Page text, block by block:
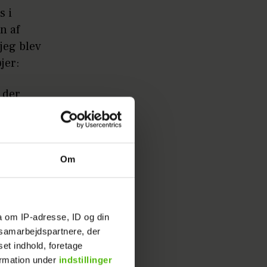
Om
om IP-adresse, ID og din
der
indhold, foretage
under indstillinger
i
af
blev
i dag